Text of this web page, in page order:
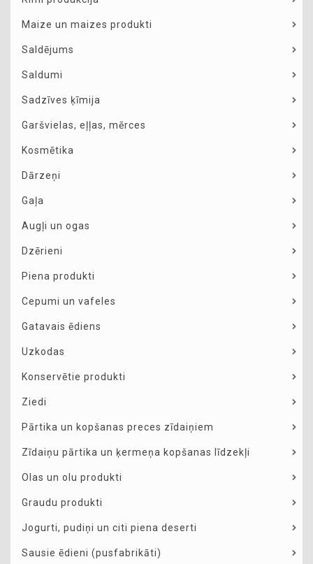
Maize un maizes produkti
Saldējums
Saldumi
Sadzīves ķīmija
Garšvielas, eļļas, mērces
Kosmētika
Dārzeņi
Gaļa
Augļi un ogas
Dzērieni
Piena produkti
Cepumi un vafeles
Gatavais ēdiens
Uzkodas
Konservētie produkti
Ziedi
Pārtika un kopšanas preces zīdaiņiem
Zīdaiņu pārtika un ķermeņa kopšanas līdzekļi
Olas un olu produkti
Graudu produkti
Jogurti, pudiņi un citi piena deserti
Sausie ēdieni (pusfabrikāti)